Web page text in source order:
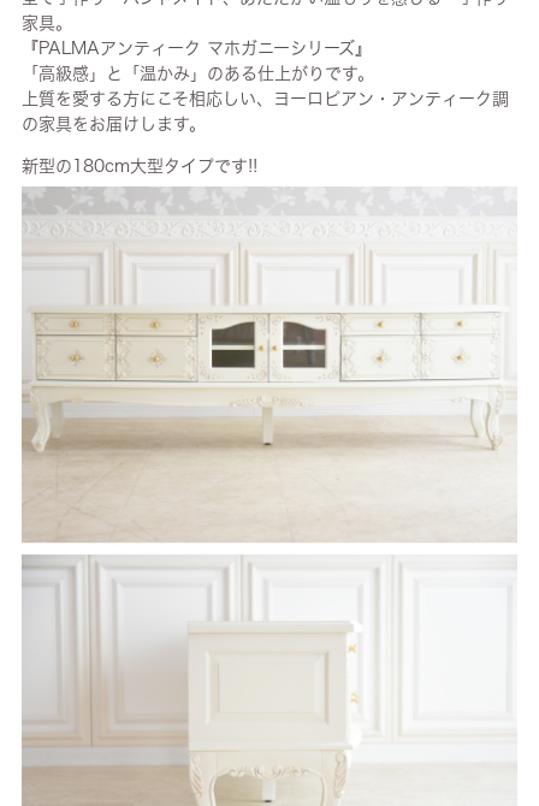
家具。
『PALMAアンティーク マホガニーシリーズ』
「高級感」と「温かみ」のある仕上がりです。
上質を愛する方にこそ相応しい、ヨーロピアン・アンティーク調
の家具をお届けします。
新型の180cm大型タイプです!!